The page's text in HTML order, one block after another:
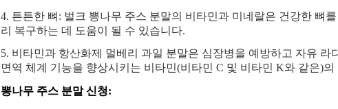
4. 튼튼한 뼈: 벌크 뽕나무 주스 분말의 비타민과 미네랄은 건강한 뼈
리 복구하는 데 도움이 될 수 있습니다.
5. 비타민과 항산화제 멀베리 과일 분말은 심장병을 예방하고 자유
면역 체계 기능을 향상시키는 비타민(비타민 C 및 비타민 K와 같은)
뽕나무 주스 분말 신청: